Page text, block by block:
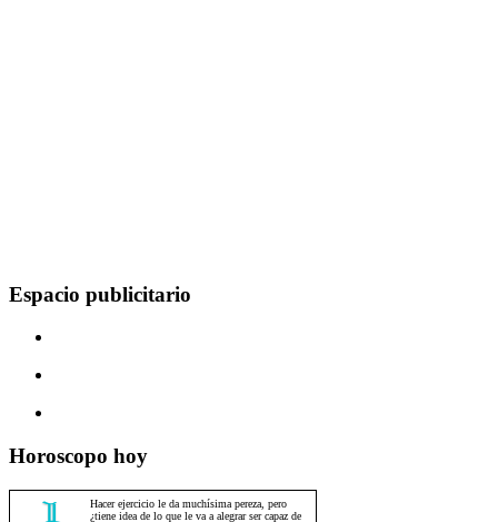
Espacio publicitario
Horoscopo hoy